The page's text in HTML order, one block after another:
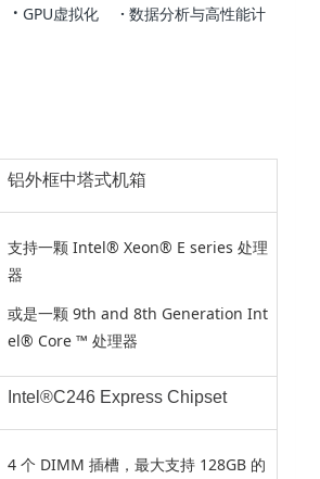
· GPU虚拟化 ·数据分析与高性能计
铝外框中塔式机箱
支持一颗 Intel® Xeon® E series 处理
器
或是一颗 9th and 8th Generation Int
el® Core ™ 处理器
Intel®C246 Express Chipset
4 个 DIMM 插槽，最大支持 128GB 的